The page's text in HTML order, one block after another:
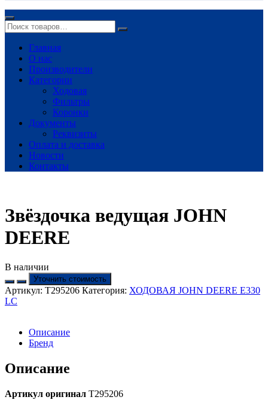
Главная
О нас
Производители
Категории
Ходовая
Фильтры
Коронки
Документы
Реквизиты
Оплата и доставка
Новости
Контакты
Звёздочка ведущая JOHN
DEERE
В наличии
Уточнить стоимость
Артикул: T295206 Категория: ХОДОВАЯ JOHN DEERE Е330
LC
Описание
Бренд
Описание
Артикул оригинал T295206